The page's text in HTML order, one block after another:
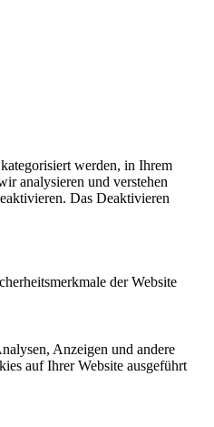
werden, in Ihrem
analysieren und verstehen
Das Deaktivieren
der Website
Anzeigen und andere
auf Ihrer Website ausgeführt